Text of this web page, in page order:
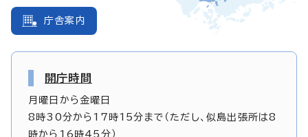
庁舎案内
開庁時間
月曜日から金曜日
8時30分から17時15分まで（ただし、似島出張所は8
時から16時45分）